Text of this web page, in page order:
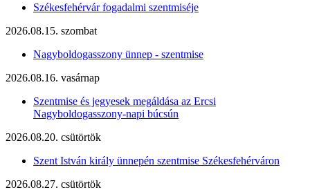
Székesfehérvár fogadalmi szentmiséje
2026.08.15. szombat
Nagyboldogasszony ünnep - szentmise
2026.08.16. vasárnap
Szentmise és jegyesek megáldása az Ercsi
Nagyboldogasszony-napi búcsún
2026.08.20. csütörtök
Szent István király ünnepén szentmise Székesfehérváron
2026.08.27. csütörtök